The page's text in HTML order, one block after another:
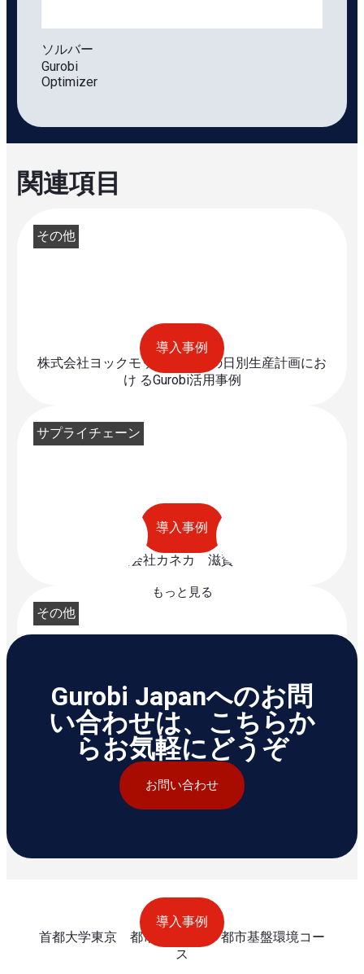
ソルバー
Gurobi
Optimizer
関連項目
その他
株式会社ヨックモッククレ アの日別生産計画にお
け るGurobi活用事例
導入事例
サプライチェーン
株式会社カネカ 滋賀工場
導入事例
その他
国立大学法人 東京海洋大学 海洋学部 流通情報工学
科 久保研究室
導入事例
首都大学東京 都市環境学部 都市基盤環境コー
ス
導入事例
もっと見る
Gurobi Japanへのお問
い合わせは、こちらか
らお気軽にどうぞ
お問い合わせ